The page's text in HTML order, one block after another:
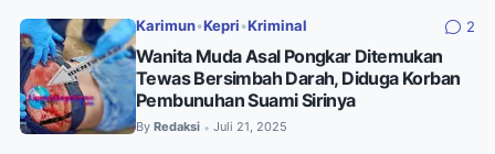
Karimun•Kepri •Kriminal 2
Wanita Muda Asal Pongkar Ditemukan
Tewas Bersimbah Darah, Diduga Korban
Pembunuhan Suami Sirinya
By Redaksi • Juli 21, 2025